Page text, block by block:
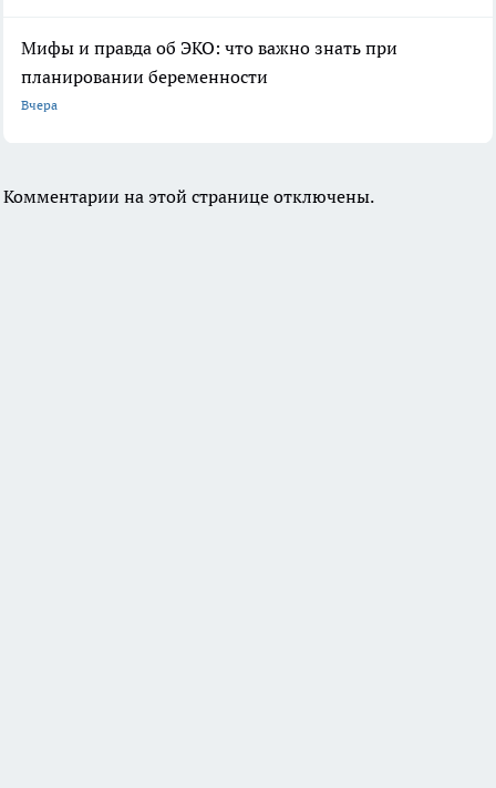
Мифы и правда об ЭКО: что важно знать при
планировании беременности
Вчера
Комментарии на этой странице отключены.